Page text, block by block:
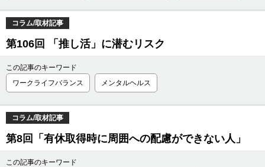
コラム/取材記事
第106回 「推し活」に潜むリスク
この記事のキーワード
ワークライフバランス
メンタルヘルス
コラム/取材記事
第8回「有休取得時に周囲への配慮ができない人」
この記事のキーワード